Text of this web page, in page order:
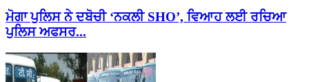
ਮੋਗਾ ਪੁਲਿਸ ਨੇ ਦਬੋਚੀ ‘ਨਕਲੀ SHO’, ਵਿਆਹ ਲਈ ਰਚਿਆ
ਪੁਲਿਸ ਅਫਸਰ...